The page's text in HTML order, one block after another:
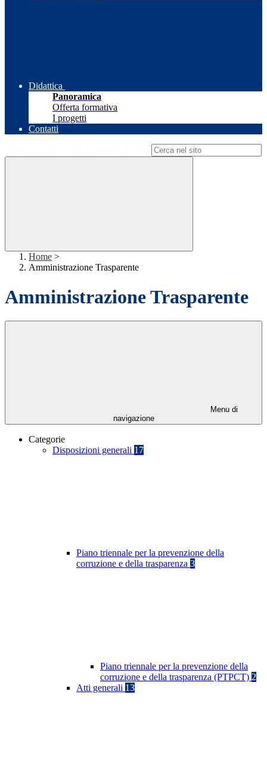
Didattica
Panoramica
Offerta formativa
I progetti
Contatti
Home >
Amministrazione Trasparente
Amministrazione Trasparente
Menu di
navigazione
Categorie
Disposizioni generali 17
Piano triennale per la prevenzione della
corruzione e della trasparenza 3
Piano triennale per la prevenzione della
corruzione e della trasparenza (PTPCT) 2
Atti generali 13